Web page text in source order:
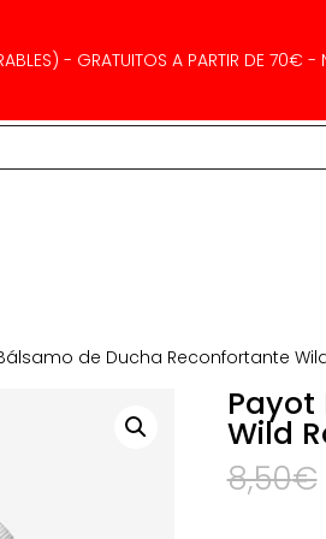
- GRATUITOS A PARTIR DE 70€ -
de Ducha Reconfortante
Wild
8,50€